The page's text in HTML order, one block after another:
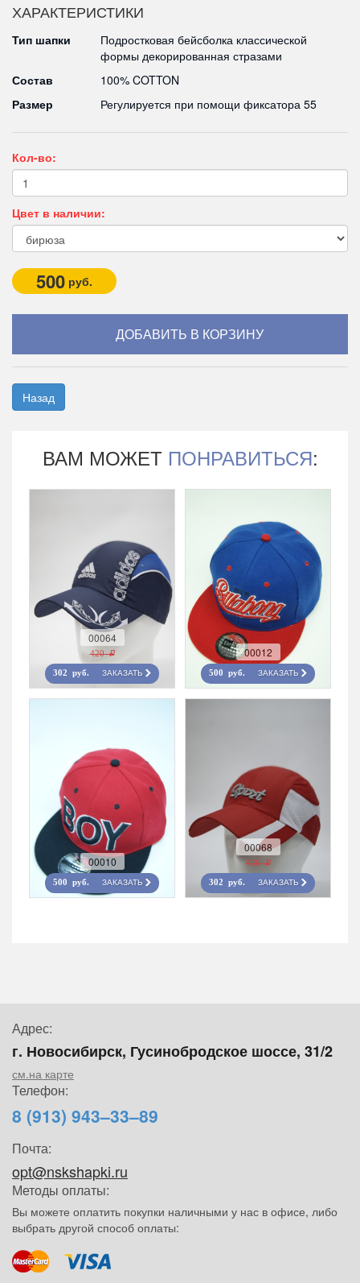
ХАРАКТЕРИСТИКИ
Тип шапки
Подростковая бейсболка классической
формы декорированная стразами
Состав
100% COTTON
Размер
Регулируется при помощи фиксатора 55
Кол-во:
Цвет в наличии:
500 руб.
Назад
ВАМ МОЖЕТ ПОНРАВИТЬСЯ:
00064
420 r
302 руб. ЗАКАЗАТЬ
00012
500 руб. ЗАКАЗАТЬ
00010
500 руб. ЗАКАЗАТЬ
00068
420 r
302 руб. ЗАКАЗАТЬ
Адрес:
г. Новосибирск, Гусинобродское шоссе, 31/2
см.на карте
Телефон:
8 (913) 943–33–89
Почта:
opt@nskshapki.ru
Методы оплаты:
Вы можете оплатить покупки наличными у нас в офисе, либо
выбрать другой способ оплаты: